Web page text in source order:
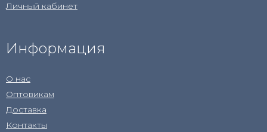
Личный кабинет
Информация
О нас
Оптовикам
Доставка
Контакты